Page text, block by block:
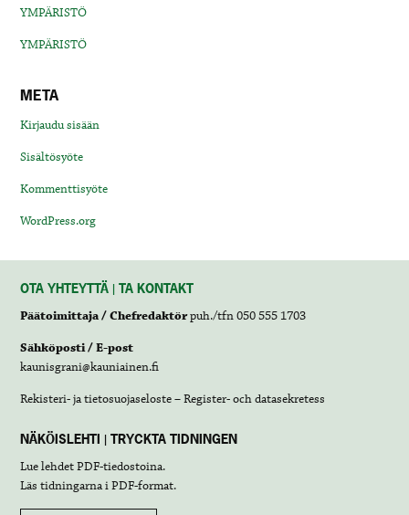
YMPÄRISTÖ
YMPÄRISTÖ
META
Kirjaudu sisään
Sisältösyöte
Kommenttisyöte
WordPress.org
OTA YHTEYTTÄ | TA KONTAKT
Päätoimittaja / Chefredaktörpuh./tfn 050 555 1703
Sähköposti / E-post
kaunisgrani@kauniainen.fi
Rekisteri- ja tietosuojaseloste – Register- och datasekretess
NÄKÖISLEHTI | TRYCKTA TIDNINGEN
Lue lehdetPDF-tiedostoina.
Läs tidningarna iPDF-format.